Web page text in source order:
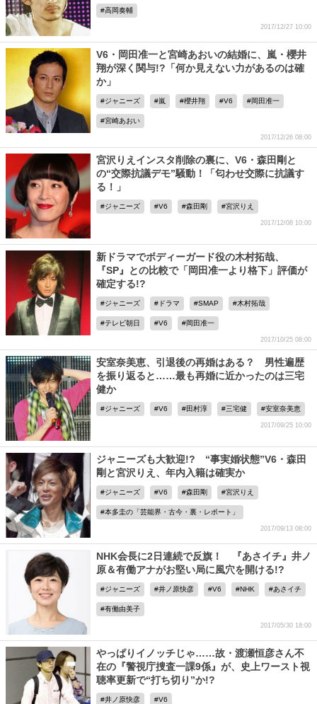
高岡奏輔
2017/12/27 10:00
V6・岡田准一と宮崎あおいの結婚に、嵐・櫻井
翔が深く関与!?「何か見えない力があるのは確
か」
ジャニーズ 嵐 櫻井翔 V6 岡田准一
宮崎あおい
2017/12/26 08:00
宮沢りえインスタ削除の裏に、V6・森田剛と
の“交際抗議デモ”騒動！「匂わせ交際に抗議す
る！」
ジャニーズ V6 森田剛 宮沢りえ
2017/12/08 10:00
新ドラマでボディーガード役の木村拓哉、
『SP』との比較で「岡田准一より格下」評価が
確定する!?
ジャニーズ ドラマ SMAP 木村拓哉
テレビ朝日 V6 岡田准一
2017/10/25 08:00
安室奈美恵、引退後の再婚はある？ 男性遍歴
を振り返ると……最も再婚に近かったのは三宅
健か
ジャニーズ V6 田村淳 三宅健 安室奈美恵
2017/09/25 10:00
ジャニーズも大歓迎!? “事実婚状態”V6・森田
剛と宮沢りえ、年内入籍は確実か
ジャニーズ V6 森田剛 宮沢りえ
本多圭の「芸能界・古今・裏・レポート」
2017/09/13 08:00
NHK会長に2日連続で反旗！ 『あさイチ』井ノ
原＆有働アナがお堅い局に風穴を開ける!?
ジャニーズ 井ノ原快彦 V6 NHK あさイチ
有働由美子
2017/05/30 18:00
やっぱりイノッチじゃ……故・渡瀬恒彦さん不
在の『警視庁捜査一課9係』が、史上ワースト視
聴率更新で“打ち切り”か!?
井ノ原快彦 V6